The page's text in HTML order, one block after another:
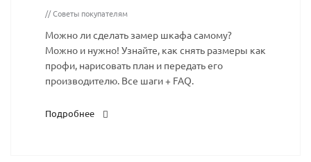
// Советы покупателям
Можно ли сделать замер шкафа самому?
Можно и нужно! Узнайте, как снять размеры как
профи, нарисовать план и передать его
производителю. Все шаги + FAQ.
Подробнее